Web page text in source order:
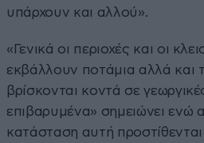
υπάρχουν και αλλού».
«Γενικά οι περιοχές και οι
εκβάλλουν ποτάμια αλλά και
βρίσκονται κοντά σε
επιβαρυμένα» σημειώνει ενώ
κατάσταση αυτή προστίθενται